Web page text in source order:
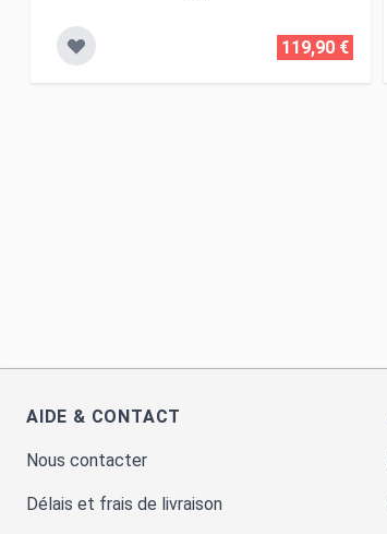
119,90 €
AIDE & CONTACT
Nous contacter
Délais et frais de livraison